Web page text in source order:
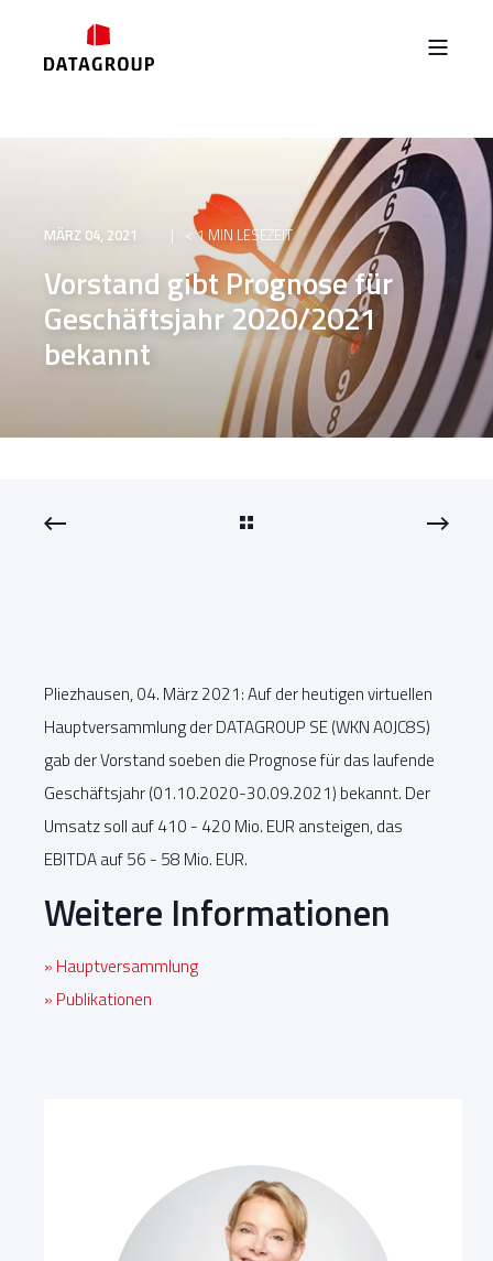
MÄRZ 04, 2021 < 1 MIN LESEZEIT
Vorstand gibt Prognose für
Geschäftsjahr 2020/2021
bekannt
Pliezhausen, 04. März 2021: Auf der heutigen virtuellen
Hauptversammlung der DATAGROUP SE (WKN A0JC8S)
gab der Vorstand soeben die Prognose für das laufende
Geschäftsjahr (01.10.2020-30.09.2021) bekannt. Der
Umsatz soll auf 410 - 420 Mio. EUR ansteigen, das
EBITDA auf 56 - 58 Mio. EUR.
Weitere Informationen
» Hauptversammlung
» Publikationen